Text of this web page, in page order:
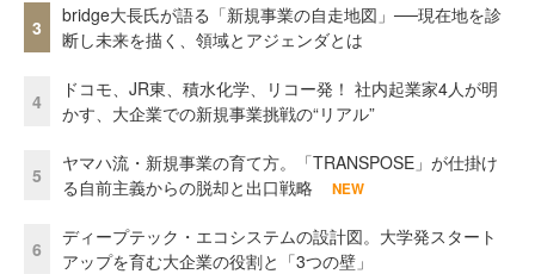
3
bridge大長氏が語る「新規事業の自走地図」──現在地を診
断し未来を描く、領域とアジェンダとは
4
ドコモ、JR東、積水化学、リコー発！ 社内起業家4人が明
かす、大企業での新規事業挑戦の“リアル”
5
ヤマハ流・新規事業の育て方。「TRANSPOSE」が仕掛け
る自前主義からの脱却と出口戦略
NEW
6
ディープテック・エコシステムの設計図。大学発スタート
アップを育む大企業の役割と「3つの壁」